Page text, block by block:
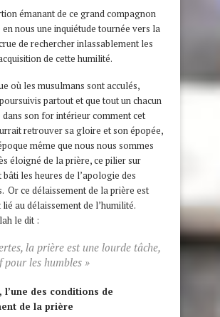
émanant de ce grand compagnon
nous une inquiétude tournée vers la
de rechercher inlassablement les
de cette humilité.
où les musulmans sont acculés,
partout et que tout un chacun
dans son for intérieur comment cet
retrouver sa gloire et son épopée,
même que nous nous sommes
éloigné de la prière, ce pilier sur
bâti les heures de l’apologie des
Or ce délaissement de la prière est
au délaissement de l’humilité.
le dit :
la prière est une lourde tâche,
pour les humbles »
l’une des conditions de
de la prière